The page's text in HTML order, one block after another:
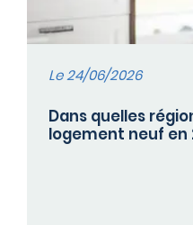
Le 24/06/2026
Dans quelles
logement neuf en